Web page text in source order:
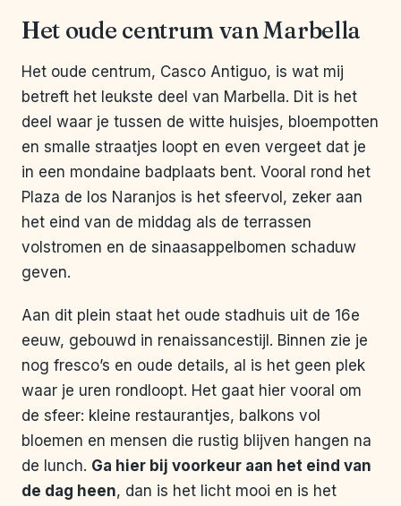
Het oude centrum van Marbella
Het oude centrum, Casco Antiguo, is wat mij
betreft het leukste deel van Marbella. Dit is het
deel waar je tussen de witte huisjes, bloempotten
en smalle straatjes loopt en even vergeet dat je
in een mondaine badplaats bent. Vooral rond het
Plaza de los Naranjos is het sfeervol, zeker aan
het eind van de middag als de terrassen
volstromen en de sinaasappelbomen schaduw
geven.
Aan dit plein staat het oude stadhuis uit de 16e
eeuw, gebouwd in renaissancestijl. Binnen zie je
nog fresco’s en oude details, al is het geen plek
waar je uren rondloopt. Het gaat hier vooral om
de sfeer: kleine restaurantjes, balkons vol
bloemen en mensen die rustig blijven hangen na
de lunch. Ga hier bij voorkeur aan het eind van
de dag heen, dan is het licht mooi en is het